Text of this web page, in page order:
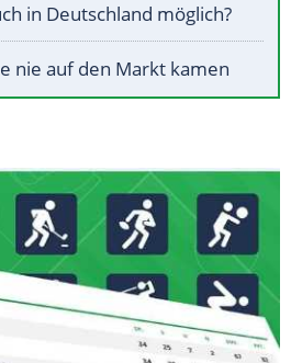
in Deutschland möglich?
nie auf den Markt kamen